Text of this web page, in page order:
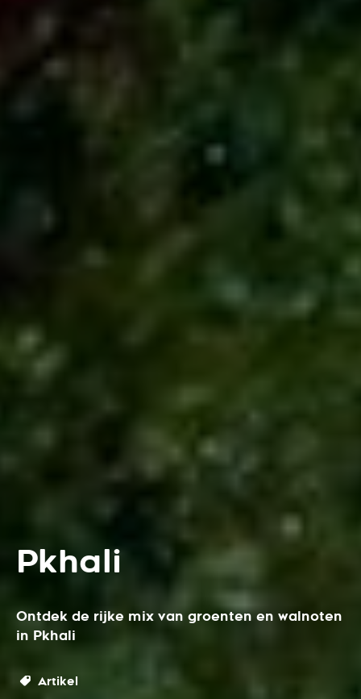
Pkhali
Ontdek de rijke mix van groenten en walnoten
in Pkhali
Artikel